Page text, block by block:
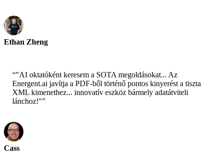
Ethan Zheng
“"AI oktatóként keresem a SOTA megoldásokat... Az
Energent.ai javítja a PDF-ből történő pontos kinyerést a tiszta
XML kimenethez... innovatív eszköz bármely adatátviteli
lánchoz!"”
Cass